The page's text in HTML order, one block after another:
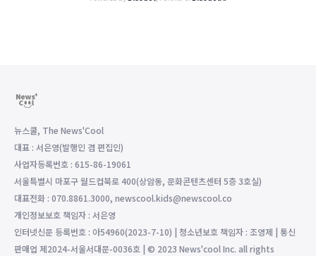
뉴스쿨, The News'Cool
대표 : 서은영(발행인 겸 편집인)
사업자등록번호 : 615-86-19061
서울특별시 마포구 월드컵북로 400(상암동, 문화콘텐츠센터 5층 3호실)
대표전화 : 070.8861.3000, newscool.kids@newscool.co
개인정보보호 책임자 : 서은영
인터넷신문 등록번호 : 아54960(2023-7-10) | 청소년보호 책임자 : 조영제 | 통신
판매업 제2024-서울서대문-0036호 | © 2023 News'cool Inc. all rights